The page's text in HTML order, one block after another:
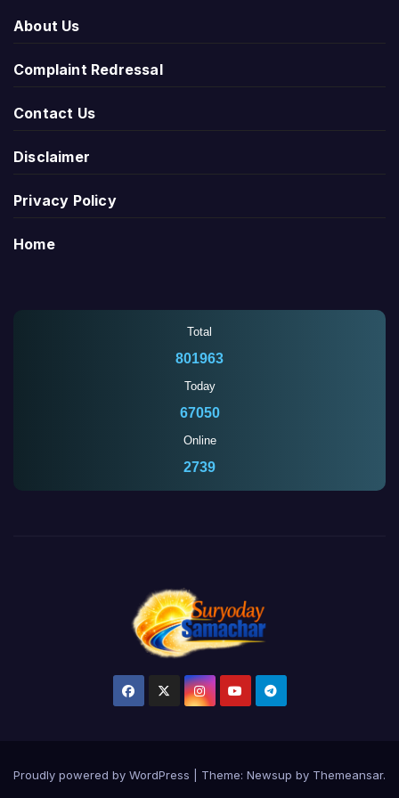
About Us
Complaint Redressal
Contact Us
Disclaimer
Privacy Policy
Home
Total
801963
Today
67050
Online
2739
Proudly powered by WordPress Theme: Newsup by Themeansar.